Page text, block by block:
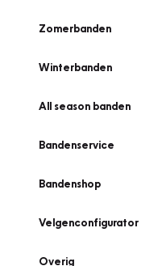
Zomerbanden
Winterbanden
All season banden
Bandenservice
Bandenshop
Velgenconfigurator
Overig